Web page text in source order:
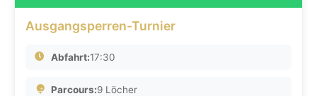
Ausgangsperren-Turnier
Abfahrt:17:30
Parcours:9 Löcher